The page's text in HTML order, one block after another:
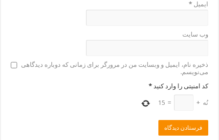
ایمیل*
وب‌ سایت
ذخیره نام، ایمیل و وبسایت من در مرورگر برای زمانی که دوباره دیدگاهی
می‌نویسم.
کد امنیتی را وارد کنید *
نُه +
=
15